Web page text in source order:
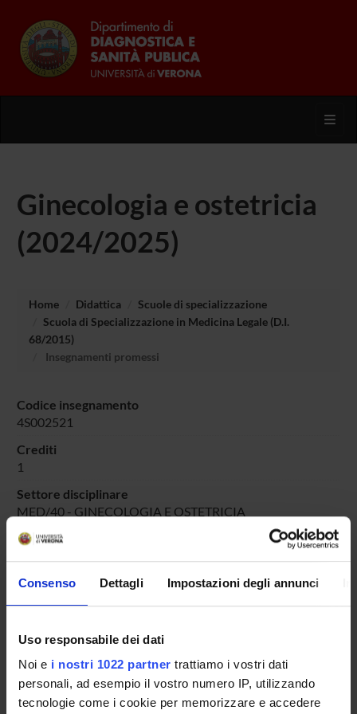
Consenso Dettagli Impostazioni degli annunci
Uso responsabile dei dati
Noi e i nostri 1022 partner trattiamo i vostri dati
personali, ad esempio il vostro numero IP, utilizzando
tecnologie come i cookie per memorizzare e accedere
Ginecologia e ostetricia
(2024/2025)
Home Didattica
Scuole di specializzazione
Scuola di Specializzazione in Medicina Legale (D.I.
68/2015)
Insegnamenti promessi
Codice insegnamento
4S002521
Crediti
1
Settore disciplinare
MED/40 - GINECOLOGIA E OSTETRICIA
Piani didattici
Insegnamenti
Bacheca avvisi
Organi collegiali e di governo